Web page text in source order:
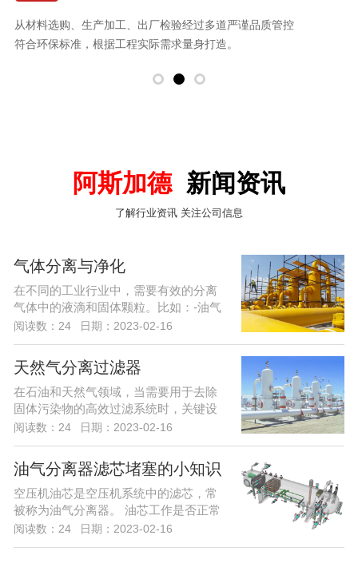
从材料选购、生产加工、出厂检验经过多道严谨品质管控
符合环保标准，根据工程实际需求量身打造。
阿斯加德 新闻资讯
了解行业资讯 关注公司信息
气体分离与净化
在不同的工业行业中，需要有效的分离
气体中的液滴和固体颗粒。比如：-油气
分离计量；...
阅读数：24 日期：2023-02-16
天然气分离过滤器
在石油和天然气领域，当需要用于去除
固体污染物的高效过滤系统时，关键设
备中将使用干...
阅读数：24 日期：2023-02-16
油气分离器滤芯堵塞的小知识
空压机油芯是空压机系统中的滤芯，常
被称为油气分离器。 油芯工作是否正常
影响空压机...
阅读数：24 日期：2023-02-16